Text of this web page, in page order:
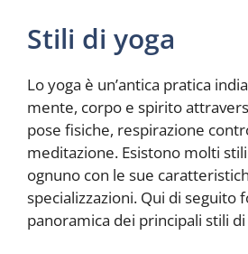
Stili di yoga
Lo yoga è un’antica pratica
mente, corpo e spirito
pose fisiche, respirazione
meditazione. Esistono molti
ognuno con le sue
specializzazioni. Qui di seguito
panoramica dei principali stili